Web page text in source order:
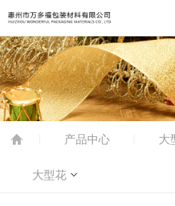
产品中心 大
大型花